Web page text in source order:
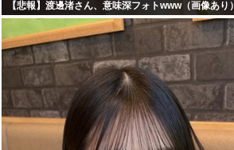
【悲報】渡邊渚さん、意味深フォトwww（画像あり）